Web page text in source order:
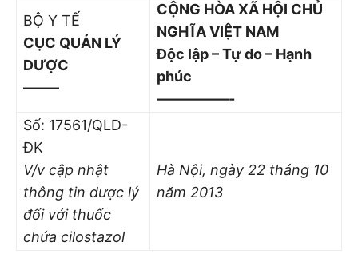
BỘ Y TẾ
CỤC QUẢN LÝ
DƯỢC
——–
CỘNG HÒA XÃ HỘI CHỦ
NGHĨA VIỆT NAM
Độc lập – Tự do – Hạnh
phúc
—————-
Số: 17561/QLD-
ĐK
V/v cập nhật
thông tin dược lý
đối với thuốc
chứa cilostazol
Hà Nội, ngày 22 tháng 10
năm 2013